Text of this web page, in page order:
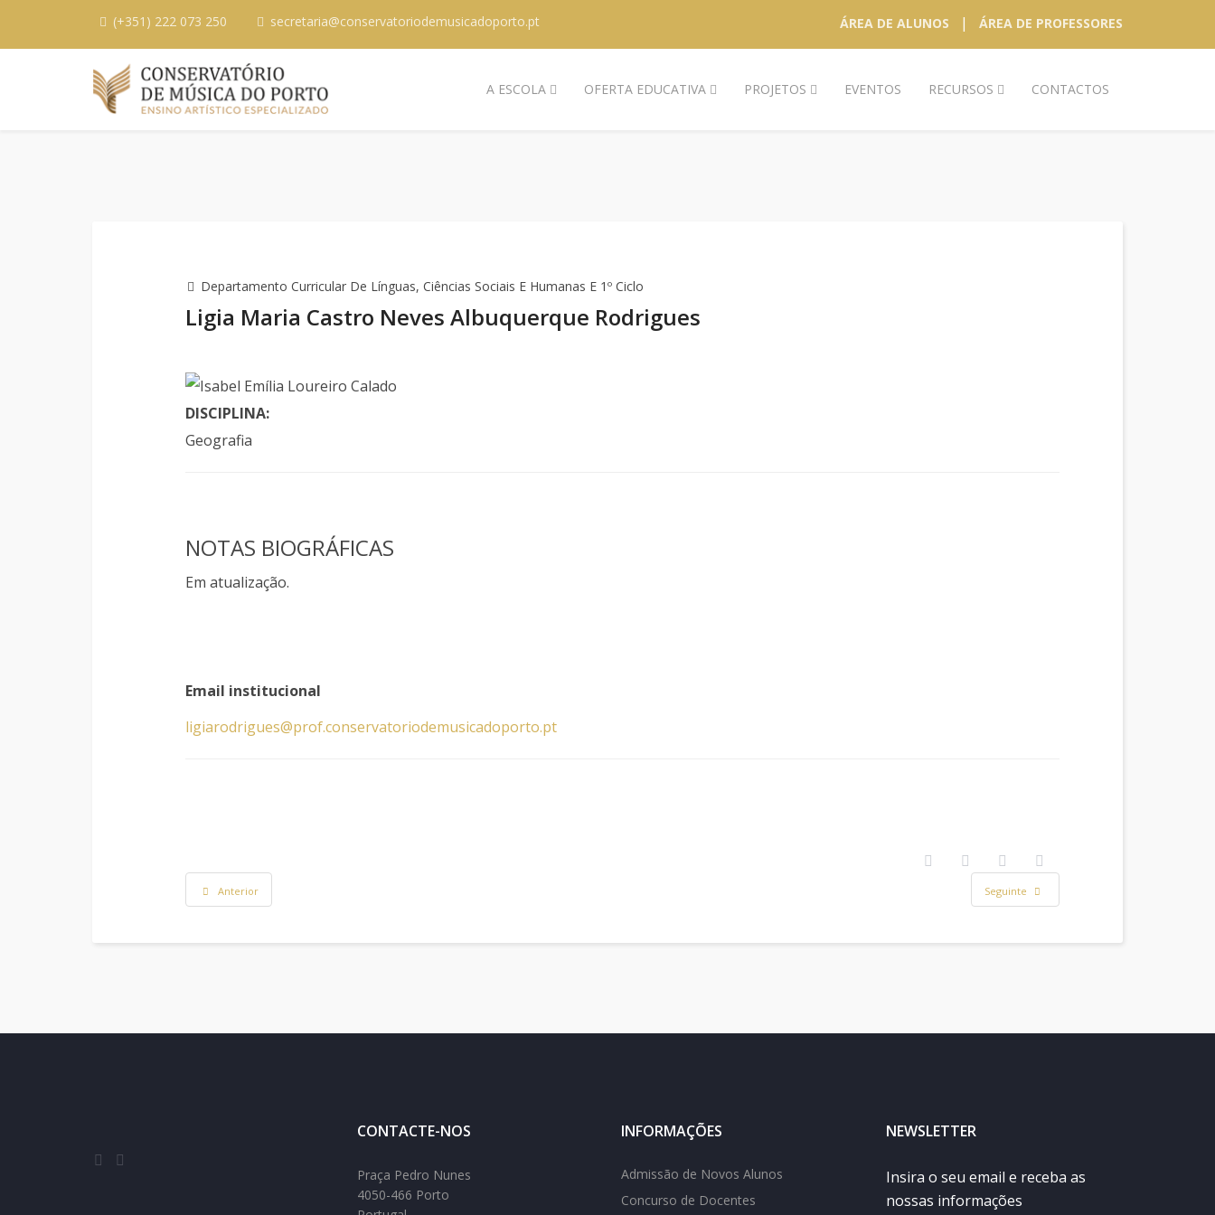
(+351) 222 073 250 secretaria@conservatoriodemusicadoporto.pt ÁREA DE ALUNOS | ÁREA DE PROFESSORES
A ESCOLA OFERTA EDUCATIVA PROJETOS EVENTOS RECURSOS CONTACTOS
Departamento Curricular De Línguas, Ciências Sociais E Humanas E 1º Ciclo
Ligia Maria Castro Neves Albuquerque Rodrigues
DISCIPLINA:
Geografia
NOTAS BIOGRÁFICAS
Em atualização.
Email institucional
ligiarodrigues@prof.conservatoriodemusicadoporto.pt
Anterior Seguinte
CONTACTE-NOS
Praça Pedro Nunes
4050-466 Porto
INFORMAÇÕES
Admissão de Novos Alunos
Concurso de Docentes
NEWSLETTER
Insira o seu email e receba as
nossas informações